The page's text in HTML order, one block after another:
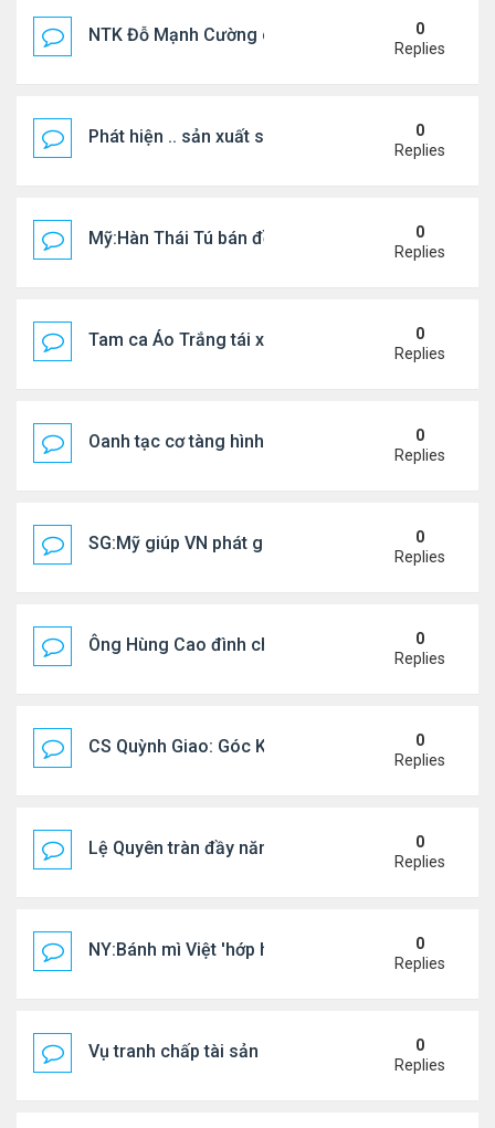
NTK Đỗ Mạnh Cường chi 100 triệu đồng thuê...
0
Replies
Phát hiện .. sản xuất sữa 'pha bột giặt'
0
Replies
Mỹ:Hàn Thái Tú bán đồ ăn online mưu sinh
0
Replies
Tam ca Áo Trắng tái xuất trên sân khấu
0
Replies
Oanh tạc cơ tàng hình đáng sợ nhất thế giới
0
Replies
SG:Mỹ giúp VN phát giác xưởng sản xuất giày
0
Replies
Ông Hùng Cao đình chỉ công tác quan chức 'nói
0
Replies
CS Quỳnh Giao: Góc Khuất Của Căn Bệnh Đoạt
0
Replies
Lệ Quyên tràn đầy năng lượng tại Mỹ
0
Replies
NY:Bánh mì Việt 'hớp hồn' thực khách Mỹ
0
Replies
Vụ tranh chấp tài sản của dv Đức Tiến
0
Replies